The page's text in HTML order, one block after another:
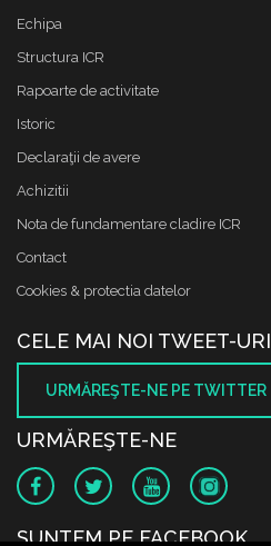
Echipa
Structura ICR
Rapoarte de activitate
Istoric
Declaraţii de avere
Achizitii
Nota de fundamentare cladire ICR
Contact
Cookies & protectia datelor
CELE MAI NOI TWEET-URI
URMĂREŞTE-NE PE TWITTER
URMĂREŞTE-NE
SUNTEM PE FACEBOOK